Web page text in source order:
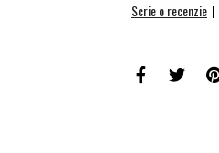
Scrie o recenzie |